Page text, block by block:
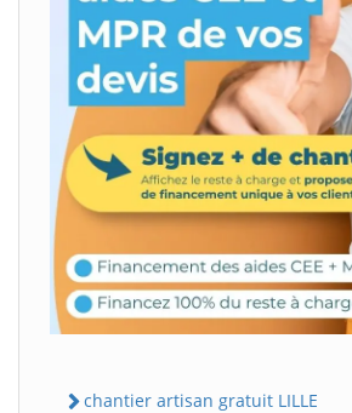
chantier artisan gratuit LILLE